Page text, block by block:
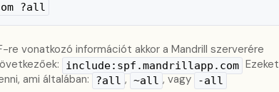
?all
re vonatkozó információt akkor a Mandrill szerverére
include:spf.mandrillapp.com Ezeket
ami általában: ?all , ~all , vagy -all